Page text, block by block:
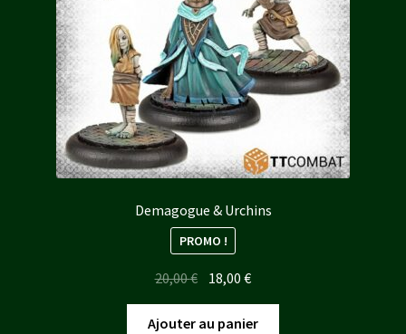
Demagogue & Urchins
PROMO !
20,00€ Le
initial
18,00€Le
actuel
Ajouter au panier